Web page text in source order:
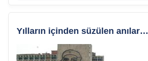
Yılların içinden süzülen anılar…